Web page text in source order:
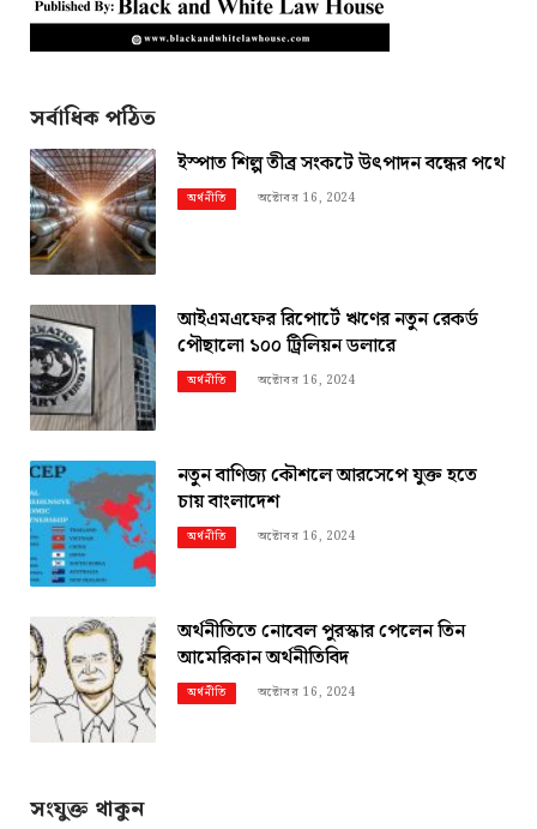
সর্বাধিক পঠিত
ইস্পাত শিল্প তীব্র সংকটে উৎপাদন বন্ধের পথে
অর্থনীতি অক্টোবর 16, 2024
আইএমএফের রিপোর্টে ঋণের নতুন রেকর্ড
পৌছালো ১০০ ট্রিলিয়ন ডলারে
অর্থনীতি অক্টোবর 16, 2024
নতুন বাণিজ্য কৌশলে আরসেপে যুক্ত হতে
চায় বাংলাদেশ
অর্থনীতি অক্টোবর 16, 2024
অর্থনীতিতে নোবেল পুরস্কার পেলেন তিন
আমেরিকান অর্থনীতিবিদ
অর্থনীতি অক্টোবর 16, 2024
সংযুক্ত থাকুন